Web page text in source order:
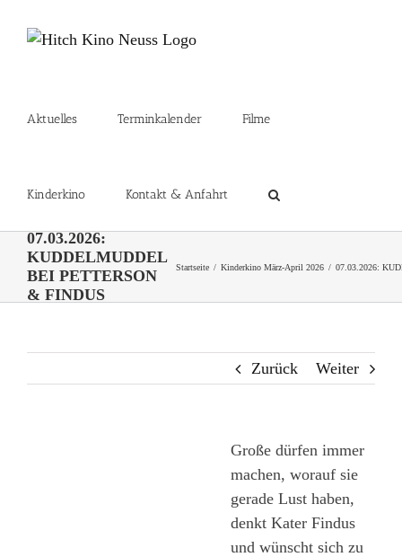
Inhalt
Aktuelles Terminkalender Filme
Kinderkino Kontakt & Anfahrt
07.03.2026:
KUDDELMUDDEL
BEI PETTERSON
& FINDUS
Startseite Kinderkino März-April 2026 07.03.2026:
Zurück Weiter
Große dürfen immer
machen, worauf sie
gerade Lust haben,
denkt Kater Findus
und wünscht sich zu